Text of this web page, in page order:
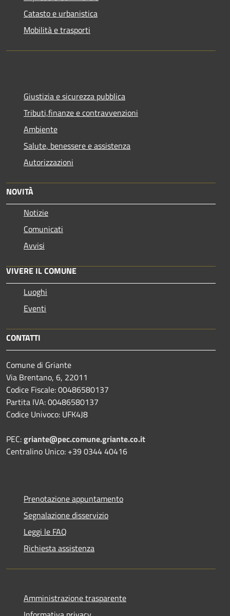
Catasto e urbanistica
Mobilità e trasporti
Giustizia e sicurezza pubblica
Tributi,finanze e contravvenzioni
Ambiente
Salute, benessere e assistenza
Autorizzazioni
NOVITÀ
Notizie
Comunicati
Avvisi
VIVERE IL COMUNE
Luoghi
Eventi
CONTATTI
Comune di Griante
Via Brentano, 6, 22011
Codice Fiscale: 00486580137
Partita IVA: 00486580137
Codice Univoco: UFK4J8
PEC:griante@pec.comune.griante.co.it
Centralino Unico: +39 0344 40416
Prenotazione appuntamento
Segnalazione disservizio
Leggi le FAQ
Richiesta assistenza
Amministrazione trasparente